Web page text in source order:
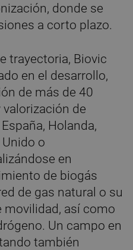
donde se
a corto plazo.
trayectoria, Biovic
en el desarrollo,
de más de 40
de
Holanda,
Unido o
en
de biogás
de gas natural o su
movilidad, así como
Un campo en
también